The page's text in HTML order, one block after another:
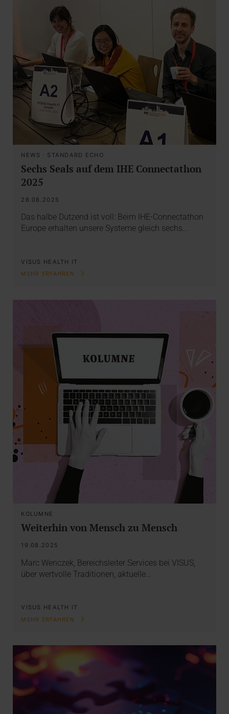
NEWS · STANDARD ECHO
Sechs Seals auf dem IHE Connectathon
2025
28.08.2025
Das halbe Dutzend ist voll: Beim IHE-Connectathon
Europe erhalten unsere Systeme gleich sechs…
VISUS HEALTH IT
MEHR ERFAHREN
KOLUMNE
Weiterhin von Mensch zu Mensch
19.08.2025
Marc Wenczek, Bereichsleiter Services bei VISUS,
über wertvolle Traditionen, aktuelle…
VISUS HEALTH IT
MEHR ERFAHREN